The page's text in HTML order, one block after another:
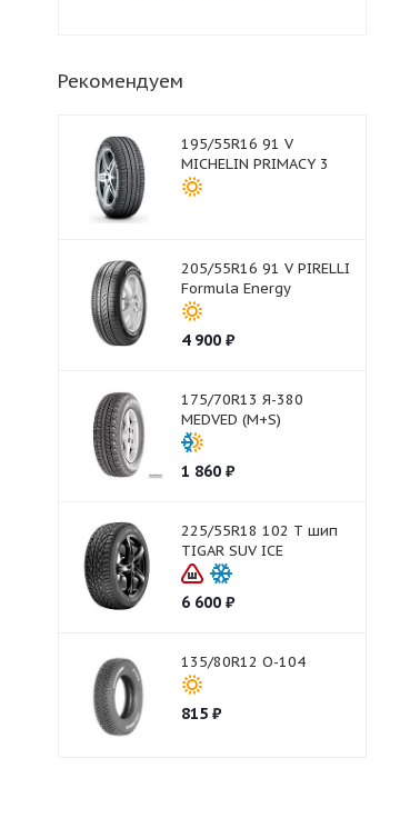
Рекомендуем
195/55R16 91 V
MICHELIN PRIMACY 3
205/55R16 91 V PIRELLI
Formula Energy
4 900₽
175/70R13 Я-380
MEDVED (M+S)
1 860₽
225/55R18 102 T шип
TIGAR SUV ICE
6 600₽
135/80R12 О-104
815₽